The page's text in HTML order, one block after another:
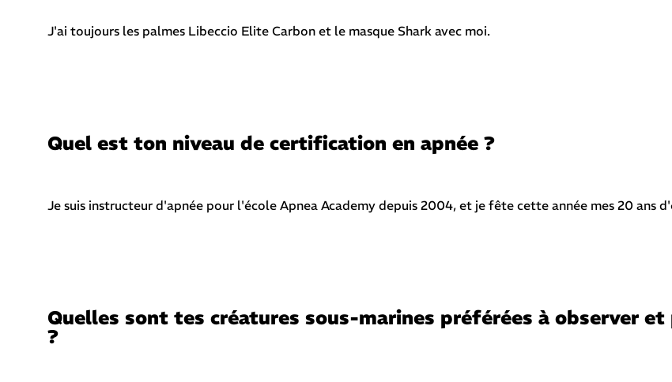
J'ai toujours les palmes Libeccio Elite Carbon et le masque Shark avec moi.
Quel est ton niveau de certification en apnée ?
Je suis instructeur d'apnée pour l'école Apnea Academy depuis 2004, et je fête cette année mes 20 ans
Quelles sont tes créatures sous-marines préférées à observer
?